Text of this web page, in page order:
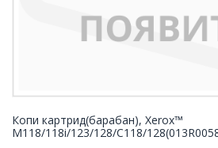
Копи картрид(барабан), Xerox™
M118/118i/123/128/C118/